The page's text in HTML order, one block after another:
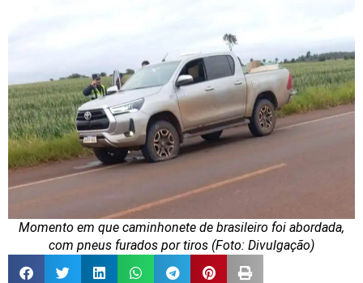
Momento em que caminhonete de brasileiro foi abordada,
com pneus furados por tiros (Foto: Divulgação)